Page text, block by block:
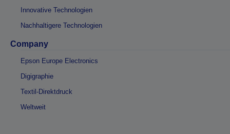
Innovative Technologien
Nachhaltigere Technologien
Company
Epson Europe Electronics
Digigraphie
Textil-Direktdruck
Weltweit